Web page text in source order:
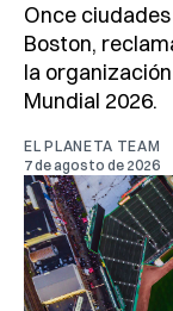
Once
Boston,
la
Mundial 2026.
EL PLANETA TEAM
7 de agosto de 2026